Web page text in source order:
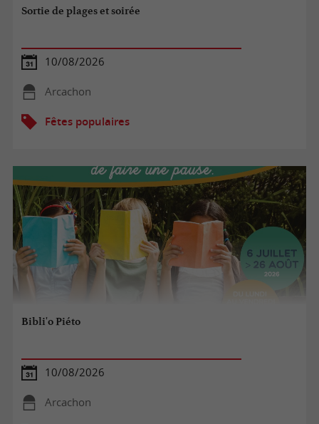
Sortie de plages et soirée
10/08/2026
Arcachon
Fêtes populaires
Bibli'o Piéto
10/08/2026
Arcachon